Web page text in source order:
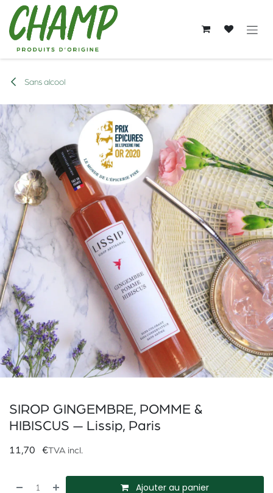
Se rendre au contenu
Sans alcool
SIROP GINGEMBRE, POMME &
HIBISCUS — Lissip, Paris
11,70 €TVA incl.
Ajouter au panier